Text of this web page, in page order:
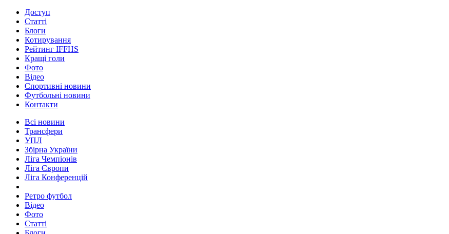
Доступ
Статті
Блоги
Котирування
Рейтинг IFFHS
Кращі голи
Фото
Відео
Спортивні новини
Футбольні новини
Контакти
Всі новини
Трансфери
УПЛ
Збірна України
Ліга Чемпіонів
Ліга Європи
Ліга Конференцій
Ретро футбол
Відео
Фото
Статті